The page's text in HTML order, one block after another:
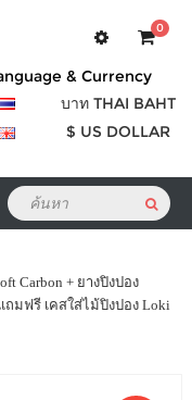
0
& Currency
บาท THAI BAHT
$ US DOLLAR
Carbon + ยางปิงปอง
แถมฟรี เคสใส่ไม้ปิงปอง Loki